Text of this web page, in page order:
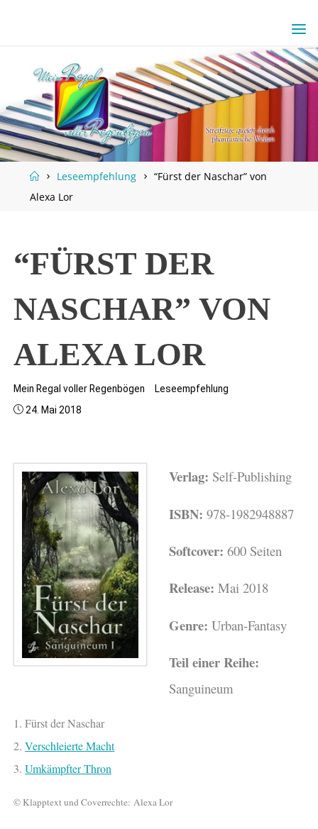
HomeLeseempfehlung
“Fürst der Naschar” von
Alexa Lor
“FÜRST DER
NASCHAR” VON
ALEXA LOR
Mein Regal voller Regenbögen
Leseempfehlung
24. Mai 2018
Verlag: Self-Publishing
ISBN: 978-1982948887
Softcover: 600 Seiten
Release: Mai 2018
Genre: Urban-Fantasy
Teil einer Reihe:
Sanguineum
1. Fürst der Naschar
2.Verschleierte Macht
3.Umkämpfter Thron
© Klapptext und Coverrechte: Alexa Lor